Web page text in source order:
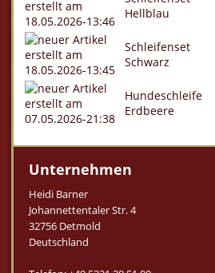
Hellblau
Schleifenset
Schwarz
Hundeschleife
Erdbeere
Unternehmen
Heidi Barner
Johannettentaler Str. 4
32756 Detmold
Deutschland